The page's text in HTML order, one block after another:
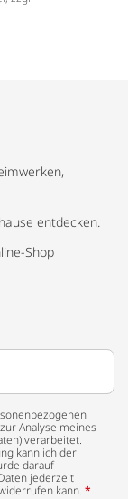
entdecken.
Shop
Analyse meines
verarbeitet.
kann ich der
darauf
jederzeit
kann. *